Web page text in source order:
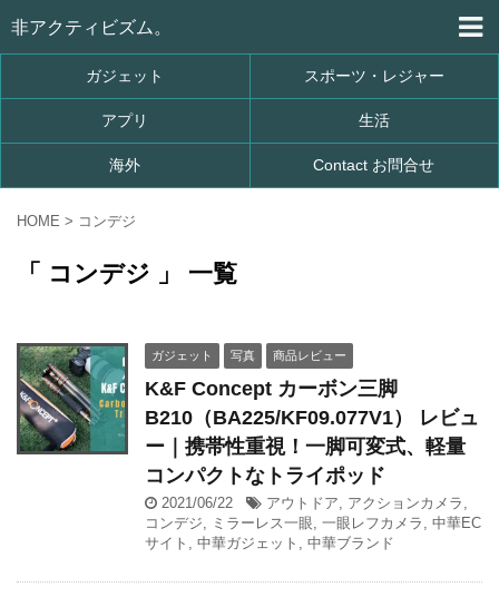
非アクティビズム。
ガジェット スポーツ・レジャー
アプリ 生活
海外 Contact お問合せ
HOME > コンデジ
「 コンデジ 」 一覧
ガジェット 写真 商品レビュー
K&F Concept カーボン三脚
B210（BA225/KF09.077V1） レビュ
ー｜携帯性重視！一脚可変式、軽量
コンパクトなトライポッド
2021/06/22 アウトドア アクションカメラ
コンデジ
ミラーレス一眼 一眼レフカメラ
中華EC
サイト
中華ガジェット 中華ブランド